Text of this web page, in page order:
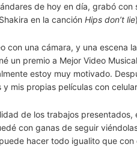
de hoy en día, grabó
en la canción Hips don’t lie
con una cámara, y una escena
un premio a Mejor Video
estoy muy motivado.
mis propias películas con
de los trabajos presentados,
con ganas de seguir
hacer todo igualito que con